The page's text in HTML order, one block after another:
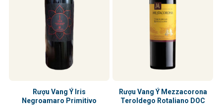
Rượu Vang Ý Iris
Negroamaro Primitivo
Rượu Vang Ý Mezzacorona
Teroldego Rotaliano DOC